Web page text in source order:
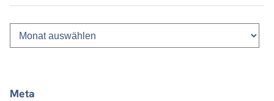
Monatsliste
vergangener
Beiträge
Meta